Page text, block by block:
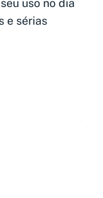
uso no dia
e sérias